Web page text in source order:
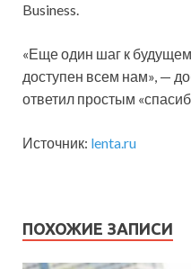
Business.
«Еще один шаг к
доступен всем нам», —
ответил простым
Источник: lenta.ru
ПОХОЖИЕ ЗАПИСИ